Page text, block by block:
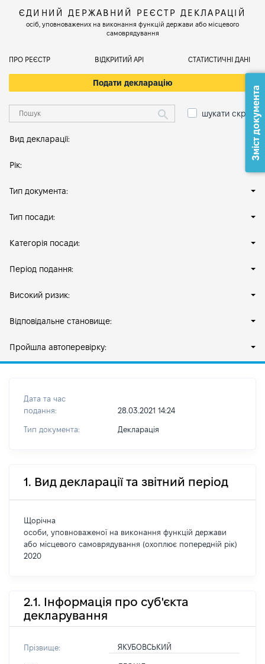
ЄДИНИЙ ДЕРЖАВНИЙ РЕЄСТР ДЕКЛАРАЦІЙ
осіб, уповноважених на виконання функцій держави або місцевого
самоврядування
ПРО РЕЄСТР ВІДКРИТИЙ АРІ СТАТИСТИЧНІ ДАНІ
Подати декларацію
шукати скрізь
Вид декларації:
Рік:
Тип документа:
Тип посади:
Категорія посади:
Період подання:
Високий ризик:
Відповідальне становище:
Пройшла автоперевірку:
Дата та час
подання:
28.03.2021 14:24
Тип документа: Декларація
1. Вид декларації та звітний період
Щорічна
особи, уповноваженої на виконання функцій держави
або місцевого самоврядування (охоплює попередній рік)
2020
2.1. Інформація про суб'єкта
декларування
Прізвище: ЯКУБОВСЬКИЙ
Зміст документа